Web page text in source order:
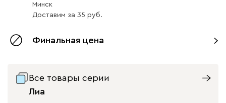
Минск
Доставим за 35
Финальная цена
Все товары серии
Лиа